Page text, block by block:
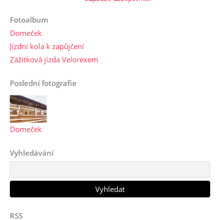
Fotoalbum
Domeček
Jízdní kola k zapůjčení
Zážitková jízda Velorexem
Poslední fotografie
Domeček
Vyhledávání
RSS